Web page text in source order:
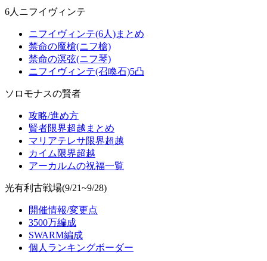
6人ニフイヴィンテ
ニフイヴィンテ(6人)まとめ
禁命の魔槍(ニフ槍)
禁命の溟弦(ニフ琴)
ニフイヴィンテ(召喚石)5凸
ソロモナスの賢者
攻略/進め方
賢者限界超越まとめ
マリアテレサ限界超越
カイム限界超越
アーカルムの祝福一覧
光有利古戦場(9/21~9/28)
開催情報/変更点
3500万編成
SWARM編成
個人ランキングボーダー